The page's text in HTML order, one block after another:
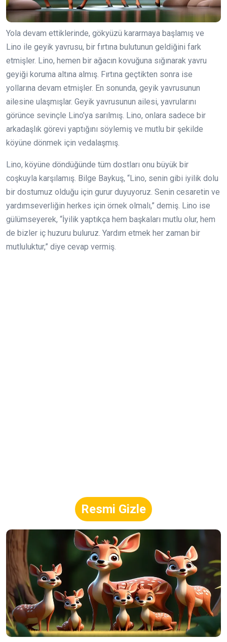
Yola devam ettiklerinde, gökyüzü kararmaya başlamış ve
Lino ile geyik yavrusu, bir fırtına bulutunun geldiğini fark
etmişler. Lino, hemen bir ağacın kovuğuna sığınarak yavru
geyiği koruma altına almış. Fırtına geçtikten sonra ise
yollarına devam etmişler. En sonunda, geyik yavrusunun
ailesine ulaşmışlar. Geyik yavrusunun ailesi, yavrularını
görünce sevinçle Lino’ya sarılmış. Lino, onlara sadece bir
arkadaşlık görevi yaptığını söylemiş ve mutlu bir şekilde
köyüne dönmek için vedalaşmış.
Lino, köyüne döndüğünde tüm dostları onu büyük bir
coşkuyla karşılamış. Bilge Baykuş, “Lino, senin gibi iyilik dolu
bir dostumuz olduğu için gurur duyuyoruz. Senin cesaretin ve
yardımseverliğin herkes için örnek olmalı,” demiş. Lino ise
gülümseyerek, “İyilik yaptıkça hem başkaları mutlu olur, hem
de bizler iç huzuru buluruz. Yardım etmek her zaman bir
mutluluktur,” diye cevap vermiş.
Resmi Gizle